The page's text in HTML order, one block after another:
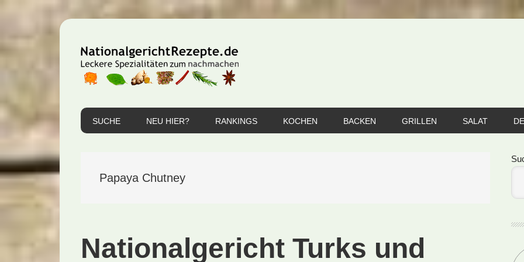
Hauptnavigation
SUCHE NEU HIER? RANKINGS KOCHEN BACKEN GRILLEN SALAT
Papaya Chutney
Nationalgericht Turks und